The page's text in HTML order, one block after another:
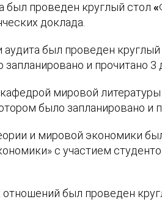
был проведен круглый стол«
доклада.
аудита был проведен
и прочитано 3
мировой
было запланировано и
и мировой экономики
с участием
отношений был проведен